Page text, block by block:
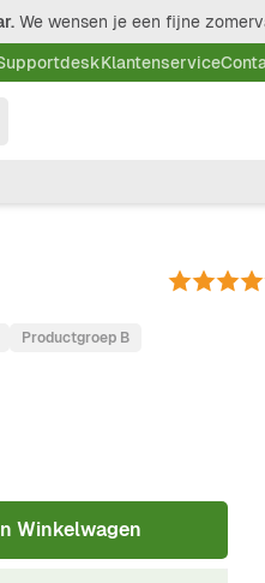
We wensen je een fijne
Klantenservice
Productgroep B
Winkelwagen